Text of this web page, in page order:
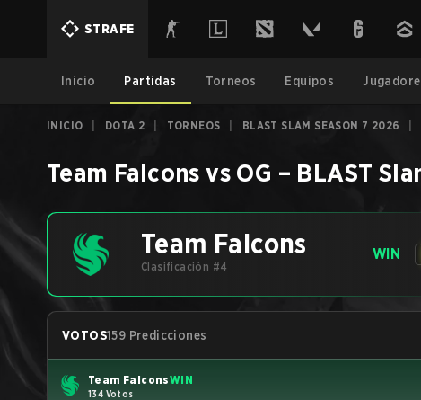
STRAFE
Inicio Partidas Torneos Equipos
INICIO DOTA 2 TORNEOS BLAST SLAM SEASON 7 2026
Team Falcons vs OG – BLAST
Team Falcons
Clasificación #4
WIN
VOTOS159 Predicciones
Team FalconsWIN
134 Votos